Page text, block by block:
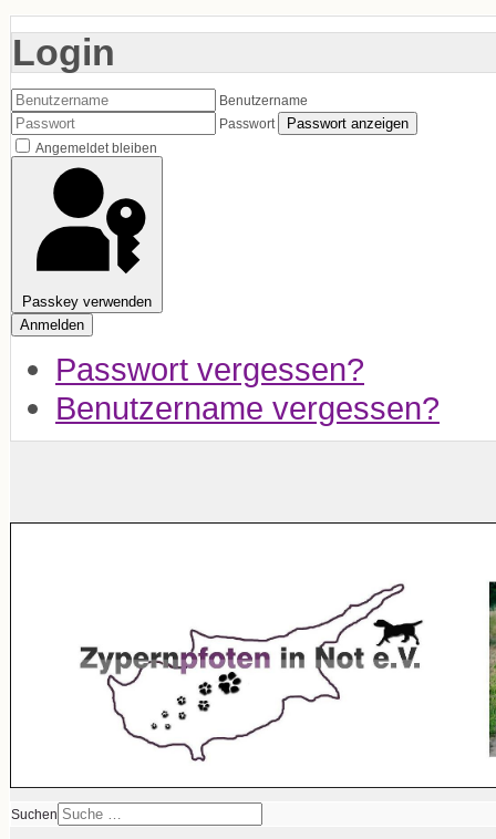
Login
Benutzername
Passwort
Passwort anzeigen
Angemeldet bleiben
Passkey verwenden
Anmelden
Passwort vergessen?
Benutzername vergessen?
Suchen